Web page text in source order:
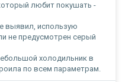
любит покушать -
выявил, использую
не предусмотрен серый
холодильник в
по всем параметрам.